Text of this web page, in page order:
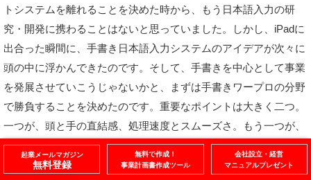
トシステムを離れることを決めた時から、もう日本語入力の研
究・開発に携わることはないと思っていました。しかし、iPadに
出合った瞬間に、手書き日本語入力システムのアイデアが次々に
頭の中に浮かんできたのです。そして、手書きを中心として事業
を発展させていこうじゃないかと、まずは手書きワープロの分野
で勝負することを決めたのです。重要なポイントは大きく二つ。
一つが、頭と手の直結感、処理速度とスムーズさ。もう一つが、
書けない漢字の支援です。
起業メールマガジン
無料登録
無料で作成！
事業計画書作成ツール
会社設立・経営
マニュアルプレゼント